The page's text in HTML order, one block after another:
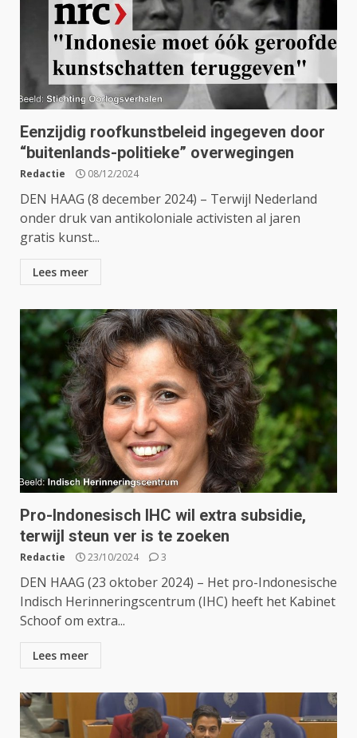
Eenzijdig roofkunstbeleid ingegeven door
“buitenlands-politieke” overwegingen
Redactie 08/12/2024
DEN HAAG (8 december 2024) – Terwijl Nederland
onder druk van antikoloniale activisten al jaren
gratis kunst...
Lees meer
Pro-Indonesisch IHC wil extra subsidie,
terwijl steun ver is te zoeken
Redactie 23/10/2024 3
DEN HAAG (23 oktober 2024) – Het pro-Indonesische
Indisch Herinneringscentrum (IHC) heeft het Kabinet
Schoof om extra...
Lees meer